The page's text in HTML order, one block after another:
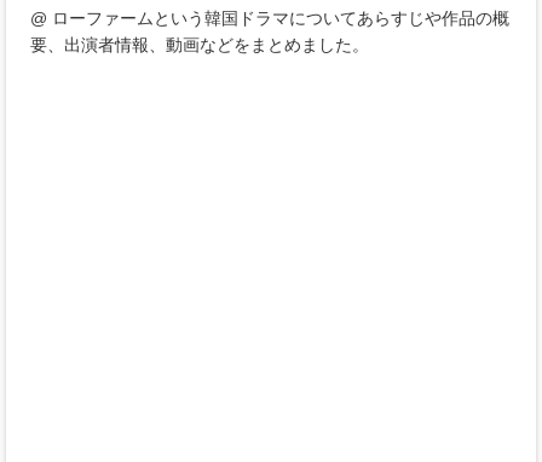
@ ローファームという韓国ドラマについてあらすじや作品の概
要、出演者情報、動画などをまとめました。